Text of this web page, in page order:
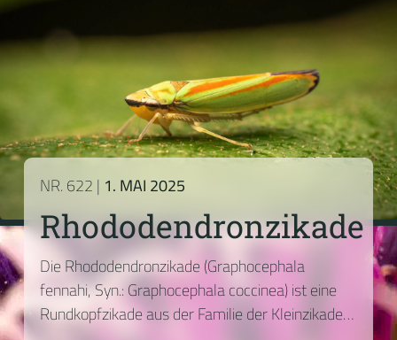
NR. 622 | 1. MAI 2025
Rhododendronzikade
Die Rhododendronzikade (Graphocephala
fennahi, Syn.: Graphocephala coccinea) ist eine
Rundkopfzikade aus der Familie der Kleinzikaden